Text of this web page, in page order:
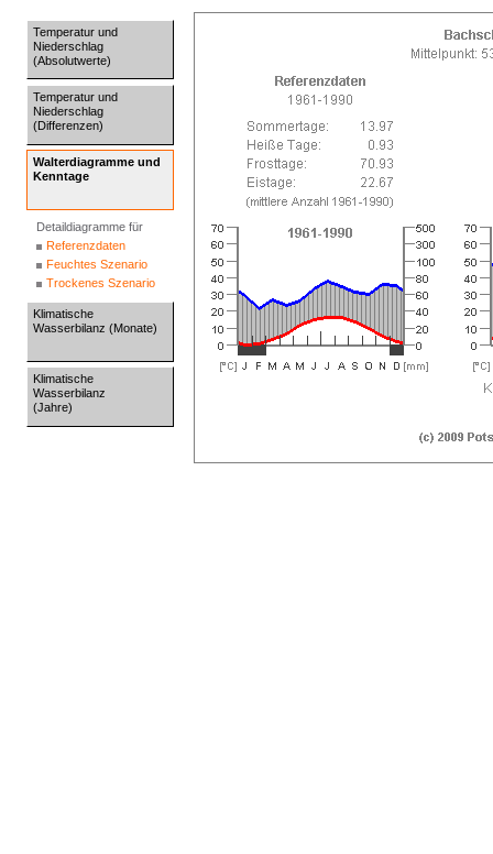
Temperatur und
Niederschlag
(Absolutwerte)
Temperatur und
Niederschlag
(Differenzen)
Walterdiagramme und
Kenntage
Detaildiagramme für
Referenzdaten
Feuchtes Szenario
Trockenes Szenario
Klimatische
Wasserbilanz (Monate)
Klimatische
Wasserbilanz
(Jahre)